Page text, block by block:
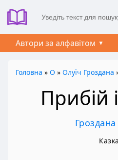
Автори за алфавітом
Головна » О » Олуїч Гроздана
Прибій
Гроздана
Казка